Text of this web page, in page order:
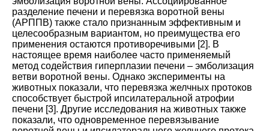
разделение печени и перевязка воротной вены
(АРППВ) также стало признанным эффективным и
целесообразным вариантом, но преимущества его
применения остаются противоречивыми [2]. В
настоящее время наиболее часто применяемый
метод содействия гиперплазии печени – эмболизация
ветви воротной вены. Однако эксперименты на
животных показали, что перевязка желчных протоков
способствует быстрой ипсилатеральной атрофии
печени [3]. Другие исследования на животных также
показали, что одновременное перевязывание